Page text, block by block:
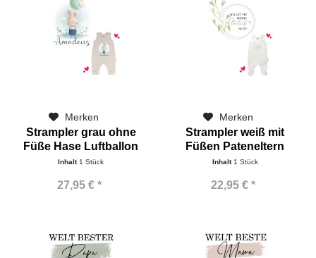
Merken
Strampler grau ohne
Füße Hase Luftballon
Name
Inhalt 1 Stück
27,95 € *
Merken
Strampler weiß mit
Füßen Pateneltern
Inhalt 1 Stück
22,95 € *